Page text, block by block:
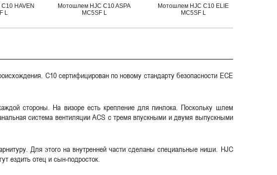
HAVEN
L
Мотошлем HJC C10 ASPA
MC5SF L
Мотошлем HJC C10 ELIE
MC5SF L
C10 сертифицирован по новому стандарту безопасности ECE
стороны. На визоре есть крепление для пинлока. Поскольку шлем
система вентиляции ACS с тремя впускными и двумя выпускными
Для этого на внутренней части сделаны специальные ниши. HJC
ездить отец и сын-подросток.